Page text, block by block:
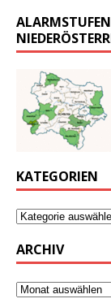
KATEGORIEN
ARCHIV